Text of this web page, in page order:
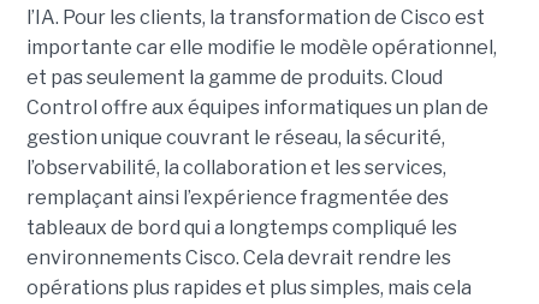
l’IA. Pour les clients, la transformation de Cisco est
importante car elle modifie le modèle opérationnel,
et pas seulement la gamme de produits. Cloud
Control offre aux équipes informatiques un plan de
gestion unique couvrant le réseau, la sécurité,
l’observabilité, la collaboration et les services,
remplaçant ainsi l’expérience fragmentée des
tableaux de bord qui a longtemps compliqué les
environnements Cisco. Cela devrait rendre les
opérations plus rapides et plus simples, mais cela